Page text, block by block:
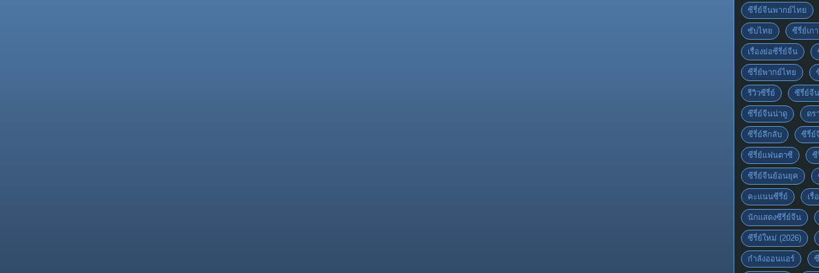
ซีรี่ย์จีนพากย์ไทย
ซับไทย ซีรี่ย์เก
เรื่องย่อซีรี่ย์จีน
ซีรี่ย์พากย์ไทย
รีวิวซีรี่ย์ ซีรี่ย์จี
ซีรี่ย์จีนน่าดู ดร
ซีรี่ย์ลึกลับ ซีรี่ย์
ซีรี่ย์แฟนตาซี ซี
ซีรี่ย์จีนย้อนยุค
คะแนนซีรี่ย์ เรื่
นักแสดงซีรี่ย์จีน
ซีรี่ย์ใหม่ (2026)
กำลังออนแอร์